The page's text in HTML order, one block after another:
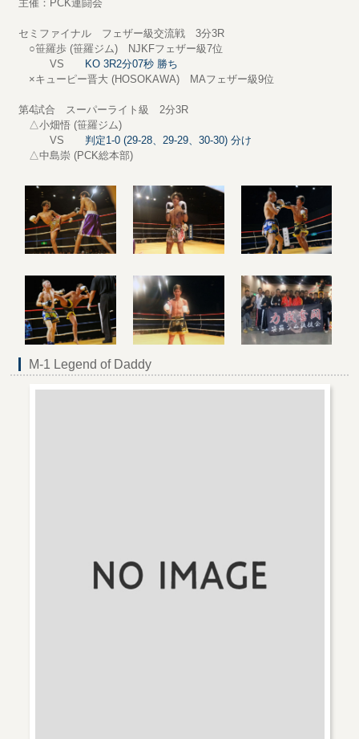
主催：PCK連闘会
セミファイナル フェザー級交流戦 3分3R
○笹羅歩 (笹羅ジム) NJKFフェザー級7位
VS
KO 3R2分07秒 勝ち
×キューピー晋大 (HOSOKAWA) MAフェザー級9位
第4試合 スーパーライト級 2分3R
△小畑悟 (笹羅ジム)
VS 判定1-0 (29-28、29-29、30-30) 分け
△中島崇 (PCK総本部)
M-1 Legend of Daddy